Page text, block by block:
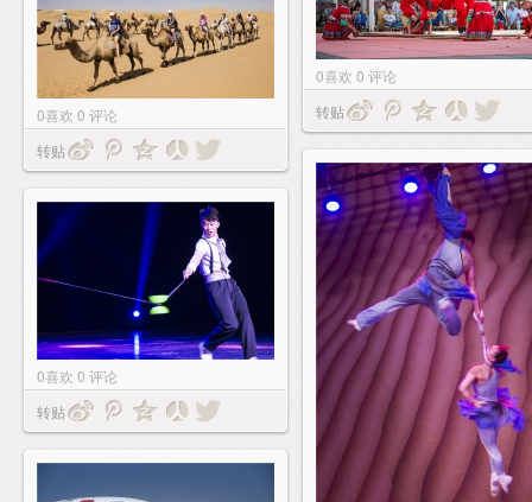
0喜欢 0 评论
转贴
0喜欢 0 评论
转贴
0喜欢 0 评论
转贴